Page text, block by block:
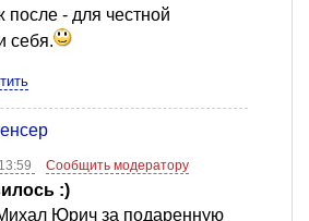
после - для честной
себя.
Сообщить модератору
:)
Юрич за подаренную